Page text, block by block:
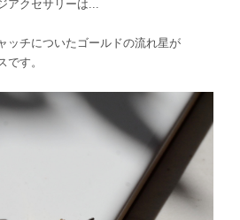
アクセサリーは...
ッチについたゴールドの流れ星が
です。